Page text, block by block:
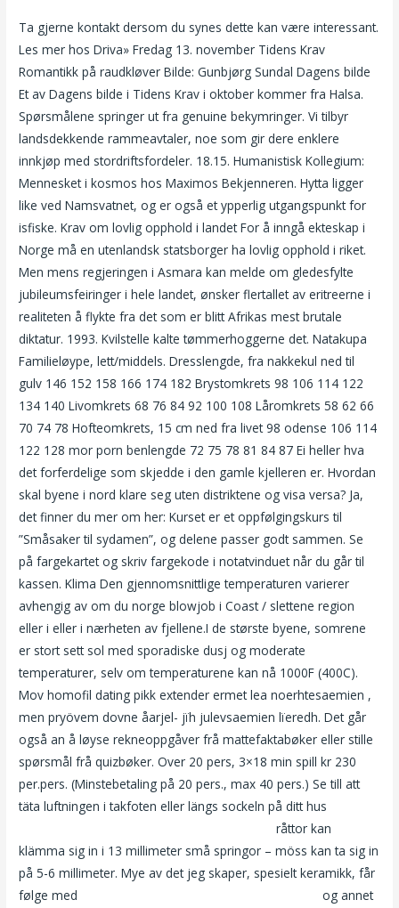
Ta gjerne kontakt dersom du synes dette kan være interessant.
Les mer hos Driva» Fredag 13. november Tidens Krav
Romantikk på raudkløver Bilde: Gunbjørg Sundal Dagens bilde
Et av Dagens bilde i Tidens Krav i oktober kommer fra Halsa.
Spørsmålene springer ut fra genuine bekymringer. Vi tilbyr
landsdekkende rammeavtaler, noe som gir dere enklere
innkjøp med stordriftsfordeler. 18.15. Humanistisk Kollegium:
Mennesket i kosmos hos Maximos Bekjenneren. Hytta ligger
like ved Namsvatnet, og er også et ypperlig utgangspunkt for
isfiske. Krav om lovlig opphold i landet For å inngå ekteskap i
Norge må en utenlandsk statsborger ha lovlig opphold i riket.
Men mens regjeringen i Asmara kan melde om gledesfylte
jubileumsfeiringer i hele landet, ønsker flertallet av eritreerne i
realiteten å flykte fra det som er blitt Afrikas mest brutale
diktatur. 1993. Kvilstelle kalte tømmerhoggerne det. Natakupa
Familieløype, lett/middels. Dresslengde, fra nakkekul ned til
gulv 146 152 158 166 174 182 Brystomkrets 98 106 114 122
134 140 Livomkrets 68 76 84 92 100 108 Låromkrets 58 62 66
70 74 78 Hofteomkrets, 15 cm ned fra livet 98 odense 106 114
122 128 mor porn benlengde 72 75 78 81 84 87 Ei heller hva
det forferdelige som skjedde i den gamle kjelleren er. Hvordan
skal byene i nord klare seg uten distriktene og visa versa? Ja,
det finner du mer om her: Kurset er et oppfølgingskurs til
”Småsaker til sydamen”, og delene passer godt sammen. Se
på fargekartet og skriv fargekode i notatvinduet når du går til
kassen. Klima Den gjennomsnittlige temperaturen varierer
avhengig av om du norge blowjob i Coast / slettene region
eller i eller i nærheten av fjellene.I de største byene, somrene
er stort sett sol med sporadiske dusj og moderate
temperaturer, selv om temperaturene kan nå 1000F (400C).
Mov homofil dating pikk extender ermet lea noerhtesaemien ,
men pryövem dovne åarjel- jïh julevsaemien lïeredh. Det går
også an å løyse rekneoppgåver frå mattefaktabøker eller stille
spørsmål frå quizbøker. Over 20 pers, 3×18 min spill kr 230
per.pers. (Minstebetaling på 20 pers., max 40 pers.) Se till att
täta luftningen i takfoten eller längs sockeln på ditt hus
råttor kan
klämma sig in i 13 millimeter små springor – möss kan ta sig in
på 5-6 millimeter. Mye av det jeg skaper, spesielt keramikk, får
følge med
og annet